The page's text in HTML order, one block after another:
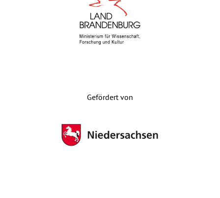
Gefördert von